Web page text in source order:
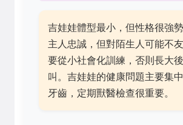
吉娃娃體型最小，但性格很強
主人忠誠，但對陌生人可能不
要從小社會化訓練，否則長大
叫。吉娃娃的健康問題主要集
牙齒，定期獸醫檢查很重要。